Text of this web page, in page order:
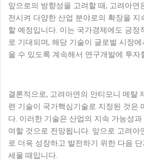
앞으로의 방향성을 고려할 때, 고려아연
전시켜 다양한 산업 분야로의 확장을 지
할 예정입니다. 이는 국가경제에도 긍정
로 기대되며, 해당 기술이 글로벌 시장
을 수 있도록 계속해서 연구개발에 투자
결론적으로, 고려아연의 안티모니 메탈
련 기술이 국가핵심기술로 지정된 것은
다. 이러한 기술은 산업의 지속 가능성
여할 것으로 전망됩니다. 앞으로 고려아
로 더욱 성장하고 발전하기 위한 다음
세울 때입니다.